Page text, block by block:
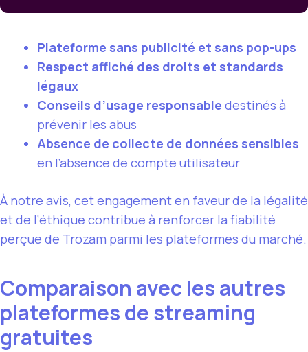
Plateforme sans publicité et sans pop-ups
Respect affiché des droits et standards
légaux
Conseils d’usage responsable destinés à
prévenir les abus
Absence de collecte de données sensibles
en l’absence de compte utilisateur
À notre avis, cet engagement en faveur de la légalité
et de l’éthique contribue à renforcer la fiabilité
perçue de Trozam parmi les plateformes du marché.
Comparaison avec les autres
plateformes de streaming
gratuites